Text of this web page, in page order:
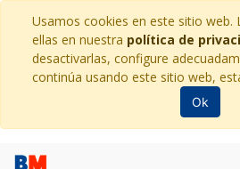
Usamos cookies en este sitio web.
ellas en nuestra política de
desactivarlas, configure
continúa usando este sitio web,
Ok